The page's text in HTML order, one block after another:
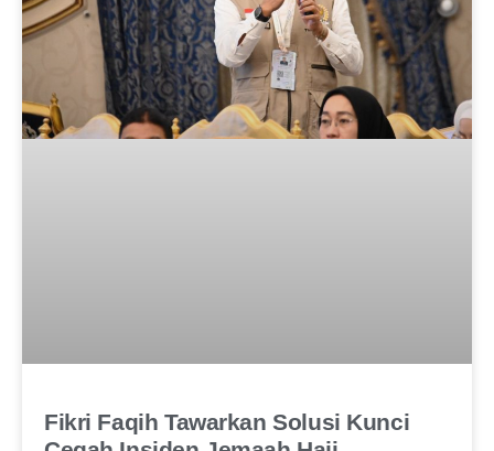
Fikri Faqih Tawarkan Solusi Kunci